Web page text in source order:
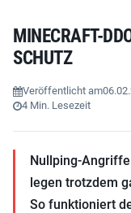
MINECRAFT-
SCHUTZ
Veröffentlicht am
4 Min. Lesezeit
Nullping-
legen trotzdem
So funktioniert